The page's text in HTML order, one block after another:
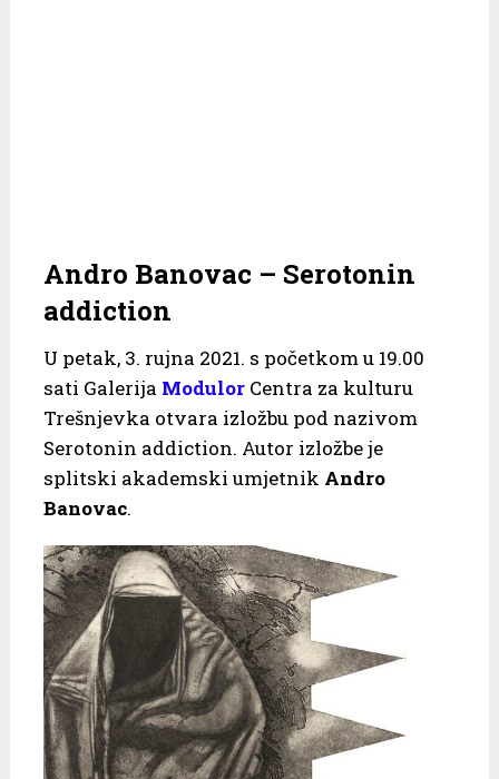
Andro Banovac – Serotonin
addiction
U petak, 3. rujna 2021. s početkom u 19.00
sati Galerija ModulorCentra za kulturu
Trešnjevka otvara izložbu pod nazivom
Serotonin addiction. Autor izložbe je
splitski akademski umjetnik Andro
Banovac.